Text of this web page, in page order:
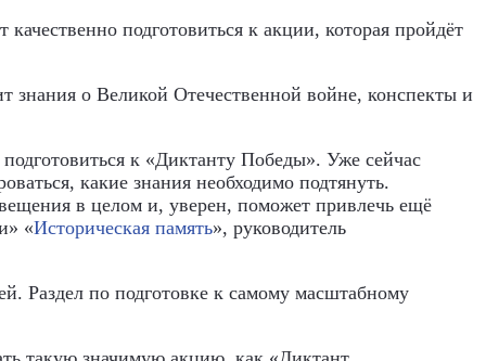
подготовиться к акции, которая пройдёт
знания о Великой Отечественной войне, конспекты и
к «Диктанту Победы». Уже сейчас
какие знания необходимо подтянуть.
в целом и, уверен, поможет привлечь ещё
«Историческая память», руководитель
Раздел по подготовке к самому масштабному